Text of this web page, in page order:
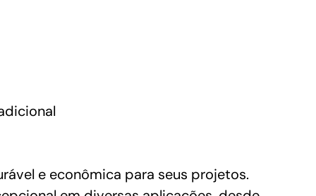
e econômica para seus projetos.